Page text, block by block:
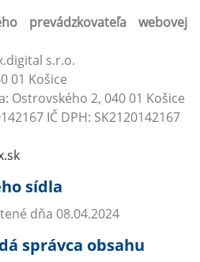
prevádzkovateľa webovej
s.r.o.
01 Košice
Ostrovského 2, 040 01 Košice
IČ DPH: SK2120142167
sídla
dňa 08.04.2024
správca obsahu